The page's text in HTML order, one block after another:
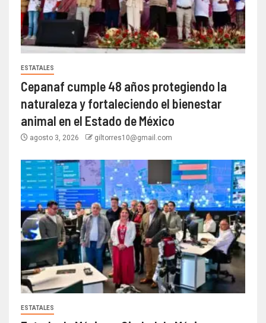
ESTATALES
Cepanaf cumple 48 años protegiendo la
naturaleza y fortaleciendo el bienestar
animal en el Estado de México
agosto 3, 2026 giltorres10@gmail.com
ESTATALES